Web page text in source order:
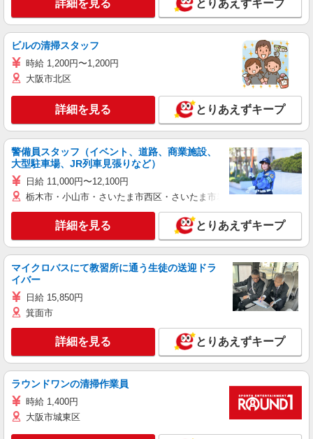
詳細を見る とりあえずキープ
ビルの清掃スタッフ
時給 1,200円〜1,200円
大阪市北区
詳細を見る とりあえずキープ
警備員スタッフ（イベント、道路、商業施設、
大型駐車場、JR列車見張りなど）
日給 11,000円〜12,100円
栃木市・小山市・さいたま市西区・さいたま市岩槻区・久喜市・蓮田
詳細を見る とりあえずキープ
マイクロバスにて教習所に通う生徒の送迎ドラ
イバー
日給 15,850円
箕面市
詳細を見る とりあえずキープ
ラウンドワンの清掃作業員
時給 1,400円
大阪市城東区